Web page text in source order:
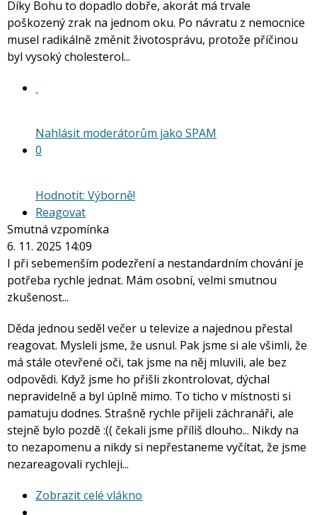
Díky Bohu to dopadlo dobře, akorát má trvale
poškozený zrak na jednom oku. Po návratu z nemocnice
musel radikálně změnit životosprávu, protože příčinou
byl vysoký cholesterol...
Nahlásit moderátorům jako SPAM
0
Hodnotit: Výborně!
Reagovat
Smutná vzpomínka
6. 11. 2025 14:09
I při sebemenším podezření a nestandardním chování je
potřeba rychle jednat. Mám osobní, velmi smutnou
zkušenost...
Děda jednou seděl večer u televize a najednou přestal
reagovat. Mysleli jsme, že usnul. Pak jsme si ale všimli, že
má stále otevřené oči, tak jsme na něj mluvili, ale bez
odpovědi. Když jsme ho přišli zkontrolovat, dýchal
nepravidelně a byl úplně mimo. To ticho v místnosti si
pamatuju dodnes. Strašně rychle přijeli záchranáři, ale
stejně bylo pozdě :(( čekali jsme příliš dlouho... Nikdy na
to nezapomenu a nikdy si nepřestaneme vyčítat, že jsme
nezareagovali rychleji...
Zobrazit celé vlákno